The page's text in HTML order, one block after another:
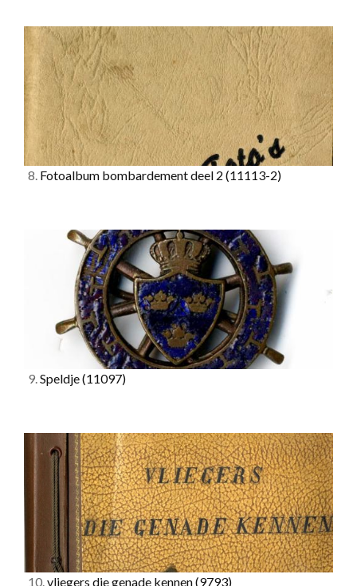
8. Fotoalbum bombardement deel 2 (11113-2)
9.Speldje(11097)
10.vliegers die genade kennen(9793)